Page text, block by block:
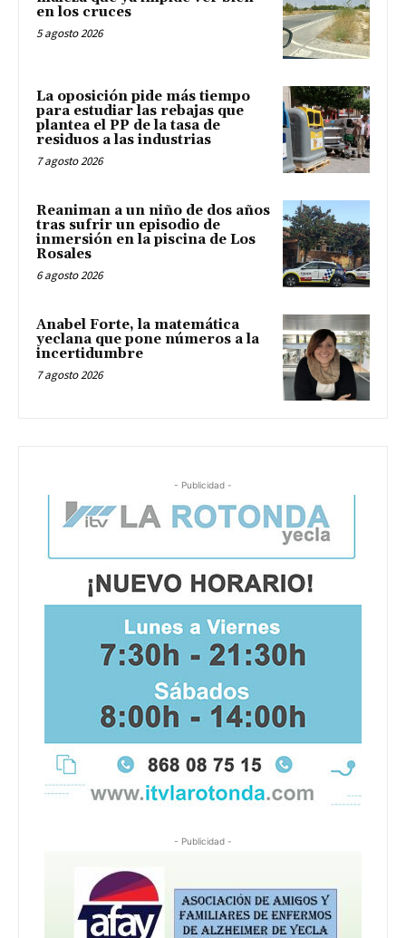
en los cruces
5 agosto 2026
La oposición pide más tiempo
para estudiar las rebajas que
plantea el PP de la tasa de
residuos a las industrias
7 agosto 2026
Reaniman a un niño de dos años
tras sufrir un episodio de
inmersión en la piscina de Los
Rosales
6 agosto 2026
Anabel Forte, la matemática
yeclana que pone números a la
incertidumbre
7 agosto 2026
- Publicidad -
- Publicidad -